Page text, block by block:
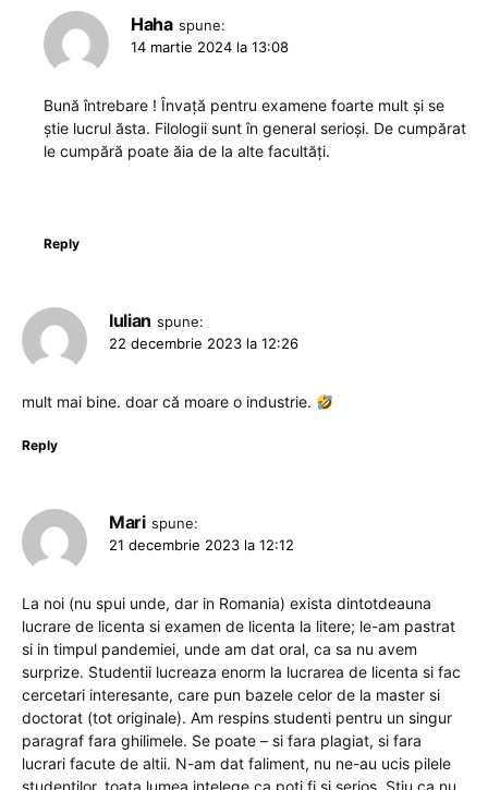
Haha spune:
14 martie 2024 la 13:08
Bună întrebare ! Învață pentru examene foarte mult și se
știe lucrul ăsta. Filologii sunt în general serioși. De cumpărat
le cumpără poate ăia de la alte facultăți.
Reply
Iulian spune:
22 decembrie 2023 la 12:26
mult mai bine. doar că moare o industrie.
Reply
Mari spune:
21 decembrie 2023 la 12:12
La noi (nu spui unde, dar in Romania) exista dintotdeauna
lucrare de licenta si examen de licenta la litere; le-am pastrat
si in timpul pandemiei, unde am dat oral, ca sa nu avem
surprize. Studentii lucreaza enorm la lucrarea de licenta si fac
cercetari interesante, care pun bazele celor de la master si
doctorat (tot originale). Am respins studenti pentru un singur
paragraf fara ghilimele. Se poate – si fara plagiat, si fara
lucrari facute de altii. N-am dat faliment, nu ne-au ucis pilele